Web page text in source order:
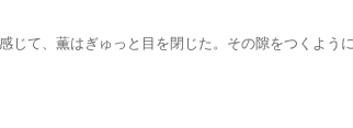
薫はぎゅっと目を閉じた。その隙をつくように